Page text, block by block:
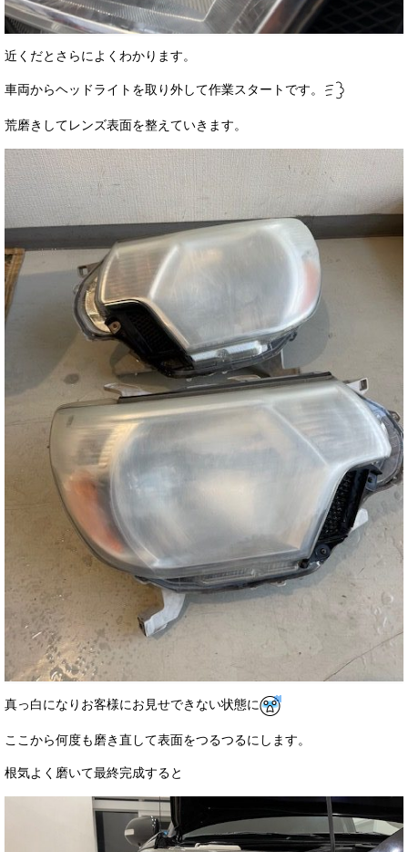
近くだとさらによくわかります。
車両からヘッドライトを取り外して作業スタートです。
荒磨きしてレンズ表面を整えていきます。
真っ白になりお客様にお見せできない状態に
ここから何度も磨き直して表面をつるつるにします。
根気よく磨いて最終完成すると